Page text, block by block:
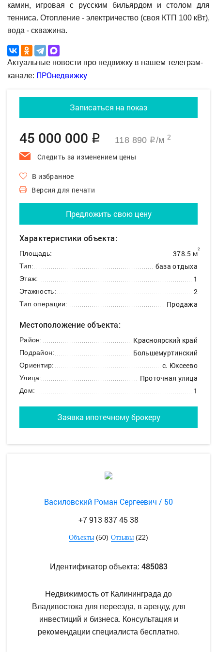
камин, игровая с русским бильярдом и столом для
тенниса. Отопление - электричество (своя КТП 100 кВт),
вода - скважина.
Актуальные новости про недвижку в нашем телеграм-
канале: ПРОнедвижку
Записаться на показ
45 000 000 q 118 890 q/м 2
Следить за изменением цены
В избранное
Версия для печати
Предложить свою цену
Характеристики объекта:
Площадь: 378.5 м2
Тип: база отдыха
Этаж: 1
Этажность: 2
Тип операции: Продажа
Местоположение объекта:
Район: Красноярский край
Подрайон: Большемуртинский
Ориентир: с. Юксеево
Улица: Проточная улица
Дом: 1
Заявка ипотечному брокеру
Василовский Роман Сергеевич / 50
+7 913 837 45 38
Объекты (50) Отзывы (22)
Идентификатор объекта: 485083
Недвижимость от Калининграда до
Владивостока для переезда, в аренду, для
инвестиций и бизнеса. Консультация и
рекомендации специалиста бесплатно.